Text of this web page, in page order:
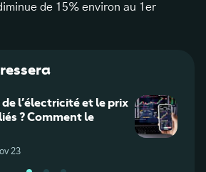
de 15% environ au 1er
l’électricité et le prix
? Comment le
23